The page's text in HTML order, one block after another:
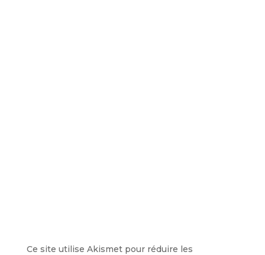
Ce site utilise Akismet pour réduire les